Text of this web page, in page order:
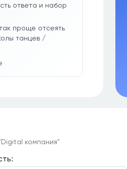
ответа и набор
проще отсеять
танцев /
компания"